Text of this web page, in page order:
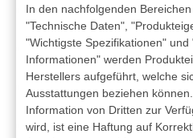
In den nachfolgenden
"Technische Daten",
"Wichtigste Spezifikationen" und
Informationen" werden
Herstellers aufgeführt, welche
Ausstattungen beziehen
Information von Dritten zur
wird, ist eine Haftung auf